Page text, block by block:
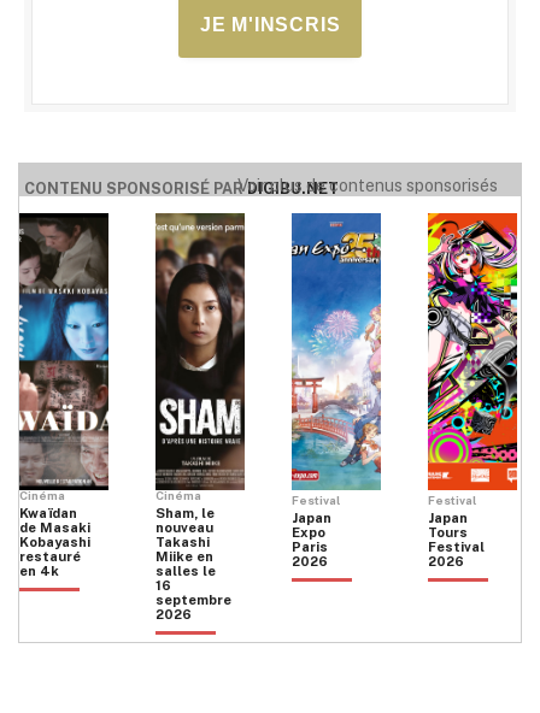
JE M'INSCRIS
CONTENU SPONSORISÉ PARDIGIBU.NET
Voir plus de contenus sponsorisés
Cinéma
Kwaïdan
de Masaki
Kobayashi
restauré
en 4k
Cinéma
Sham, le
nouveau
Takashi
Miike en
salles le
16
septembre
2026
Festival
Japan
Expo
Paris
2026
Festival
Japan
Tours
Festival
2026